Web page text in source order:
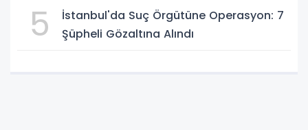
5
İstanbul'da Suç Örgütüne Operasyon: 7
Şüpheli Gözaltına Alındı